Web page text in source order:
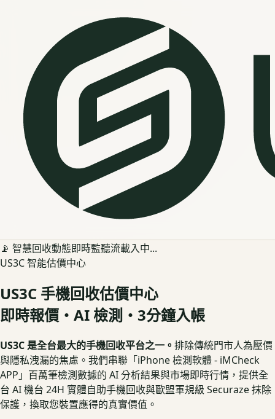
📡 智慧回收動態即時監聽流載入中...
US3C 智能估價中心
US3C 手機回收估價中心
即時報價・AI 檢測・3分鐘入帳
US3C 是全台最大的手機回收平台之一。 排除傳統門市人為壓價
與隱私洩漏的焦慮。我們串聯「iPhone 檢測軟體 - iMCheck
APP」百萬筆檢測數據的 AI 分析結果與市場即時行情，提供全
台 AI 機台 24H 實體自助手機回收與歐盟軍規級 Securaze 抹除
保護，換取您裝置應得的真實價值。